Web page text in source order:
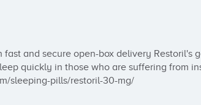
and secure open-box delivery Restoril's
quickly in those who are suffering from
sleeping-pills/restoril-30-mg/